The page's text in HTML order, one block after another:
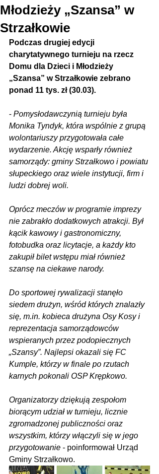
Młodzieży „Szansa” w
Strzałkowie
Podczas drugiej edycji
charytatywnego turnieju na rzecz
Domu dla Dzieci i Młodzieży
„Szansa” w Strzałkowie zebrano
ponad 11 tys. zł (30.03).
- Pomysłodawczynią turnieju była
Monika Tyndyk, która wspólnie z grupą
wolontariuszy przygotowała całe
wydarzenie. Akcję wsparły również
samorządy: gminy Strzałkowo i powiatu
słupeckiego oraz wiele instytucji, firm i
ludzi dobrej woli.
Oprócz meczów w programie imprezy
nie zabrakło dodatkowych atrakcji. Był
kącik kawowy i gastronomiczny,
fotobudka oraz licytacje, a każdy kto
zakupił bilet wstępu miał również
szansę na ciekawe narody.
Do sportowej rywalizacji stanęło
siedem drużyn, wśród których znalazły
się, m.in. kobieca drużyna Osy Kosy i
reprezentacja samorządowców
wspieranych przez podopiecznych
„Szansy”. Najlepsi okazali się FC
Kumple, którzy w finale po rzutach
karnych pokonali OSP Krępkowo.
Organizatorzy dziękują zespołom
biorącym udział w turnieju, licznie
zgromadzonej publiczności oraz
wszystkim, którzy włączyli się w jego
przygotowanie - poinformował Urząd
Gminy Strzałkowo.